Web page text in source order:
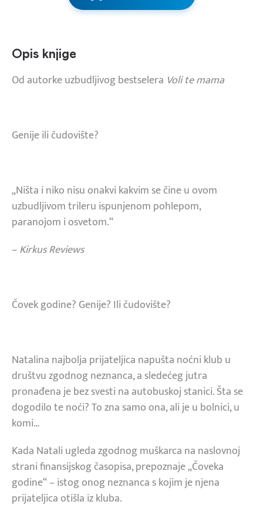
Opis knjige
Od autorke uzbudljivog bestselera Voli te mama
Genije ili čudovište?
„Ništa i niko nisu onakvi kakvim se čine u ovom
uzbudljivom trileru ispunjenom pohlepom,
paranojom i osvetom.“
–Kirkus Reviews
Čovek godine? Genije? Ili čudovište?
Natalina najbolja prijateljica napušta noćni klub u
društvu zgodnog neznanca, a sledećeg jutra
pronađena je bez svesti na autobuskoj stanici. Šta se
dogodilo te noći? To zna samo ona, ali je u bolnici, u
komi…
Kada Natali ugleda zgodnog muškarca na naslovnoj
strani finansijskog časopisa, prepoznaje „Čoveka
godine“ – istog onog neznanca s kojim je njena
prijateljica otišla iz kluba.